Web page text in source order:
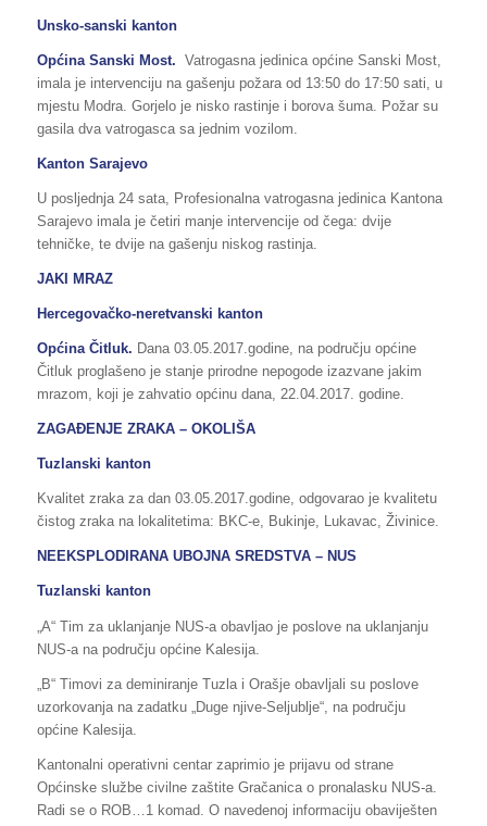
Unsko-sanski kanton
Općina Sanski Most. Vatrogasna jedinica općine Sanski Most,
imala je intervenciju na gašenju požara od 13:50 do 17:50 sati, u
mjestu Modra. Gorjelo je nisko rastinje i borova šuma. Požar su
gasila dva vatrogasca sa jednim vozilom.
Kanton Sarajevo
U posljednja 24 sata, Profesionalna vatrogasna jedinica Kantona
Sarajevo imala je četiri manje intervencije od čega: dvije
tehničke, te dvije na gašenju niskog rastinja.
JAKI MRAZ
Hercegovačko-neretvanski kanton
Općina Čitluk. Dana 03.05.2017.godine, na području općine
Čitluk proglašeno je stanje prirodne nepogode izazvane jakim
mrazom, koji je zahvatio općinu dana, 22.04.2017. godine.
ZAGAĐENJE ZRAKA – OKOLIŠA
Tuzlanski kanton
Kvalitet zraka za dan 03.05.2017.godine, odgovarao je kvalitetu
čistog zraka na lokalitetima: BKC-e, Bukinje, Lukavac, Živinice.
NEEKSPLODIRANA UBOJNA SREDSTVA – NUS
Tuzlanski kanton
„A“ Tim za uklanjanje NUS-a obavljao je poslove na uklanjanju
NUS-a na području općine Kalesija.
„B“ Timovi za deminiranje Tuzla i Orašje obavljali su poslove
uzorkovanja na zadatku „Duge njive-Seljublje“, na području
općine Kalesija.
Kantonalni operativni centar zaprimio je prijavu od strane
Općinske službe civilne zaštite Gračanica o pronalasku NUS-a.
Radi se o ROB…1 komad. O navedenoj informaciju obaviješten